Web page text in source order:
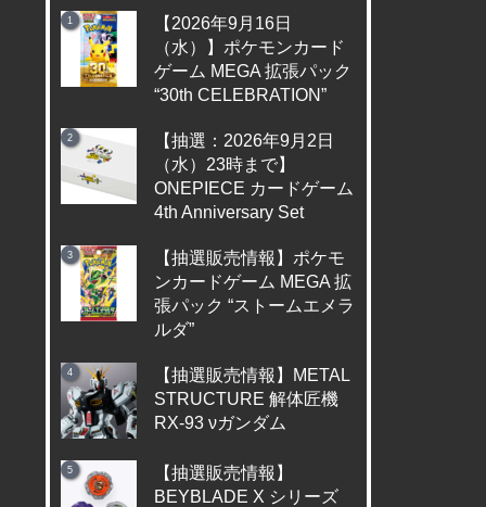
【2026年9月16日
（水）】ポケモンカード
ゲーム MEGA 拡張パック
“30th CELEBRATION”
【抽選：2026年9月2日
（水）23時まで】
ONEPIECE カードゲーム
4th Anniversary Set
【抽選販売情報】ポケモ
ンカードゲーム MEGA 拡
張パック “ストームエメラ
ルダ”
【抽選販売情報】METAL
STRUCTURE 解体匠機
RX-93 νガンダム
【抽選販売情報】
BEYBLADE X シリーズ